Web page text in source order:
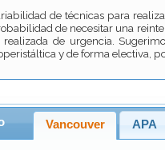
de técnicas para
de necesitar una
de urgencia.
y de forma electiva,
Vancouver APA